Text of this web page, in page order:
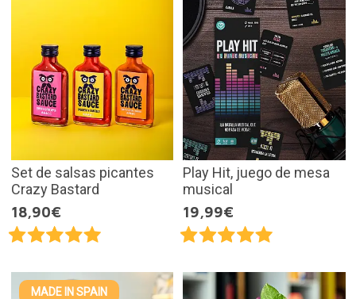
Set de salsas picantes
Crazy Bastard
18,90€
Play Hit, juego de mesa
musical
19,99€
MADE IN SPAIN